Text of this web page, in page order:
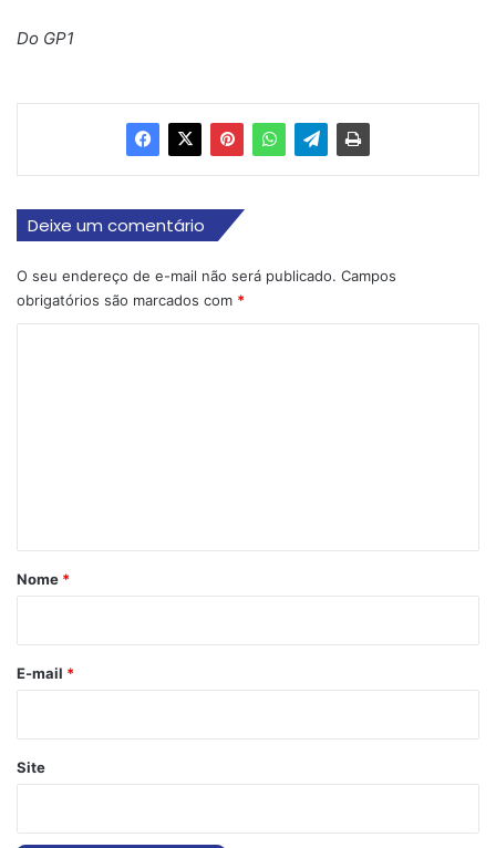
Do GP1
Deixe um comentário
O seu endereço de e-mail não será publicado. Campos
obrigatórios são marcados com *
r
*
Nome *
E-mail *
Site